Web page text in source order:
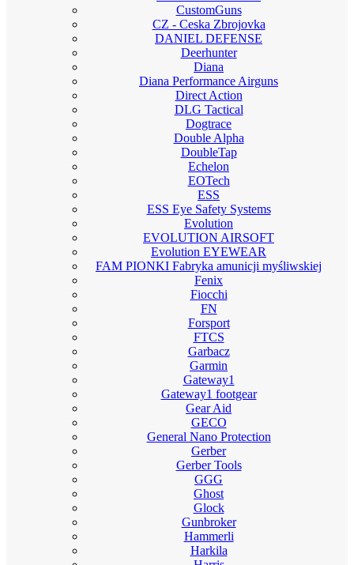
CustomGuns
CZ - Ceska Zbrojovka
DANIEL DEFENSE
Deerhunter
Diana
Diana Performance Airguns
Direct Action
DLG Tactical
Dogtrace
Double Alpha
DoubleTap
Echelon
EOTech
ESS
ESS Eye Safety Systems
Evolution
EVOLUTION AIRSOFT
Evolution EYEWEAR
FAM PIONKI Fabryka amunicji myśliwskiej
Fenix
Fiocchi
FN
Forsport
FTCS
Garbacz
Garmin
Gateway1
Gateway1 footgear
Gear Aid
GECO
General Nano Protection
Gerber
Gerber Tools
GGG
Ghost
Glock
Gunbroker
Hammerli
Harkila